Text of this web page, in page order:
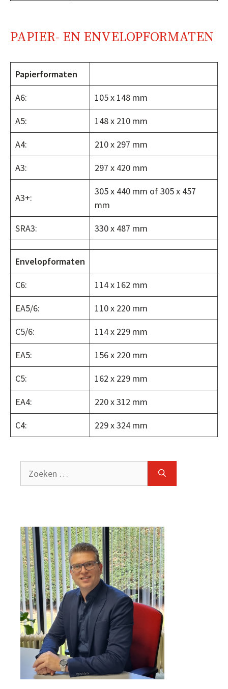
PAPIER- EN ENVELOPFORMATEN
Papierformaten
A6:
105 x 148 mm
A5:
148 x 210 mm
A4:
210 x 297 mm
A3:
297 x 420 mm
A3+:
305 x 440 mm of 305 x 457
mm
SRA3:
330 x 487 mm
Envelopformaten
C6:
114 x 162 mm
EA5/6:
110 x 220 mm
C5/6:
114 x 229 mm
EA5:
156 x 220 mm
C5:
162 x 229 mm
EA4:
220 x 312 mm
C4:
229 x 324 mm